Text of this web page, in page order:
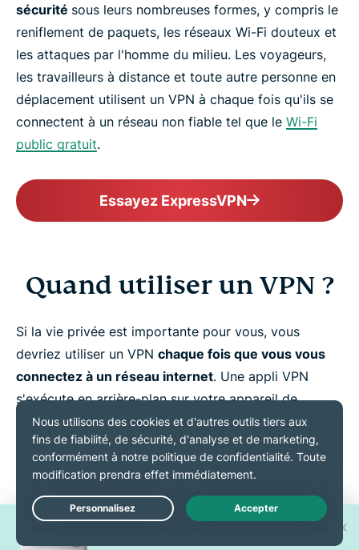
sécurité sous leurs nombreuses formes, y compris le
reniflement de paquets, les réseaux Wi-Fi douteux et
les attaques par l'homme du milieu. Les voyageurs,
les travailleurs à distance et toute autre personne en
déplacement utilisent un VPN à chaque fois qu'ils se
connectent à un réseau non fiable tel que le Wi-Fi
public gratuit.
Essayez ExpressVPN
Quand utiliser un VPN ?
Si la vie privée est importante pour vous, vous
devriez utiliser un VPN chaque fois que vous vous
connectez à un réseau internet. Une appli VPN
s'exécute en arrière-plan sur votre appareil de
manière à ce qu'elle ne vous gêne pas lorsque vous
utilisez d'autres applications, regardez des contenus
en streaming et naviguez sur internet. Et vous aurez
toujours protégée.
Live Chat
Gagnez l'un des 30 nouveaux